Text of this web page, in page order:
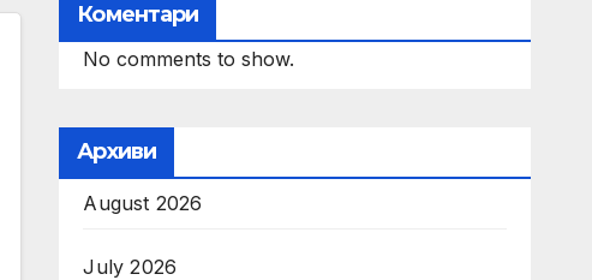
Коментари
No comments to show.
Архиви
August 2026
July 2026